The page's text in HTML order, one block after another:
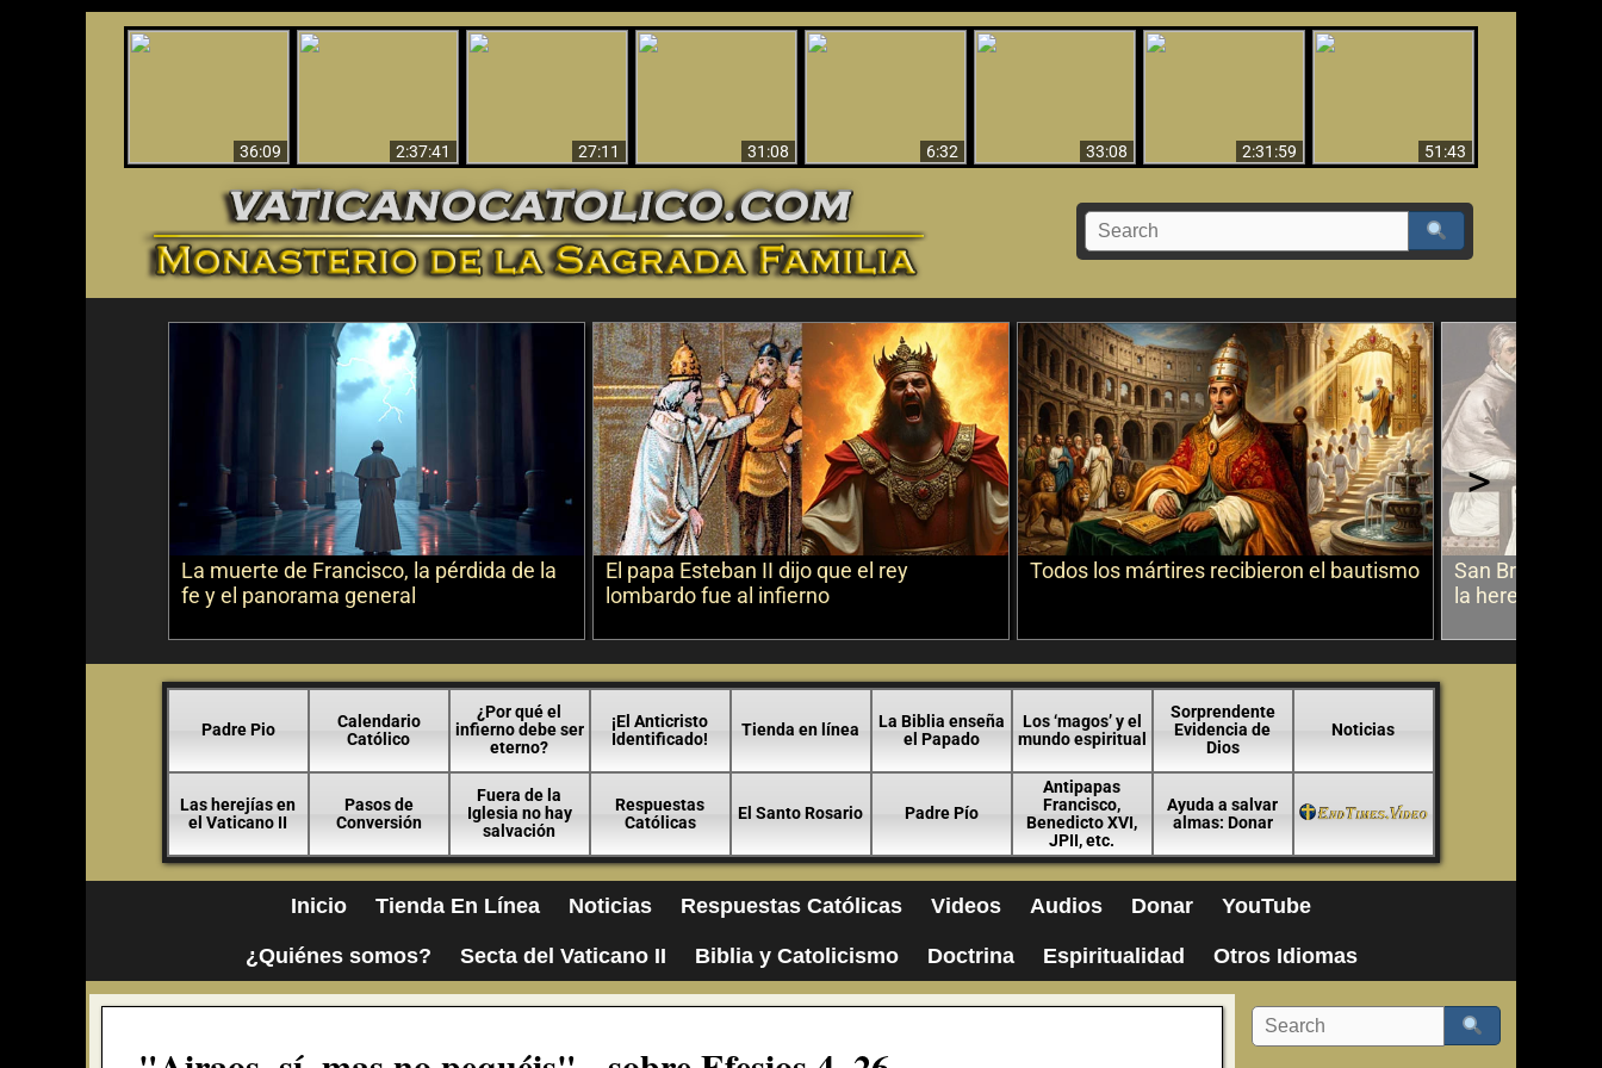
36:09
2:37:41
27:11
31:08 6:32 33:08 2:31:59
51:43
La muerte de Francisco, la pérdida de la
fe y el panorama general
El papa Esteban II dijo que el rey
lombardo fue al infierno
Todos los mártires recibieron el bautismo
San Bruno
la herejía
>
Padre Pio
Calendario
Católico
¿Por qué el
infierno debe ser
eterno?
¡El Anticristo
Identificado!
Tienda en línea
La Biblia enseña
el Papado
Los ‘magos’ y el
mundo espiritual
Sorprendente
Evidencia de
Dios
Noticias
Las herejías en
el Vaticano II
Pasos de
Conversión
Fuera de la
Iglesia no hay
salvación
Respuestas
Católicas
El Santo Rosario Padre Pío
Antipapas
Francisco,
Benedicto XVI,
JPII, etc.
Ayuda a salvar
almas: Donar
Inicio Tienda En Línea Noticias Respuestas Católicas Videos Audios Donar YouTube
¿Quiénes somos? Secta del Vaticano II Biblia y Catolicismo Doctrina Espiritualidad Otros Idiomas